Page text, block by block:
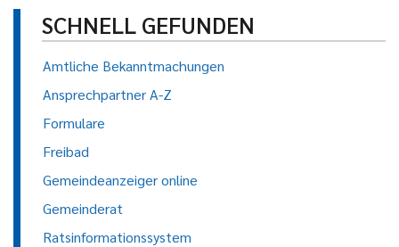
SCHNELL GEFUNDEN
Amtliche Bekanntmachungen
Ansprechpartner A-Z
Formulare
Freibad
Gemeindeanzeiger online
Gemeinderat
Ratsinformationssystem